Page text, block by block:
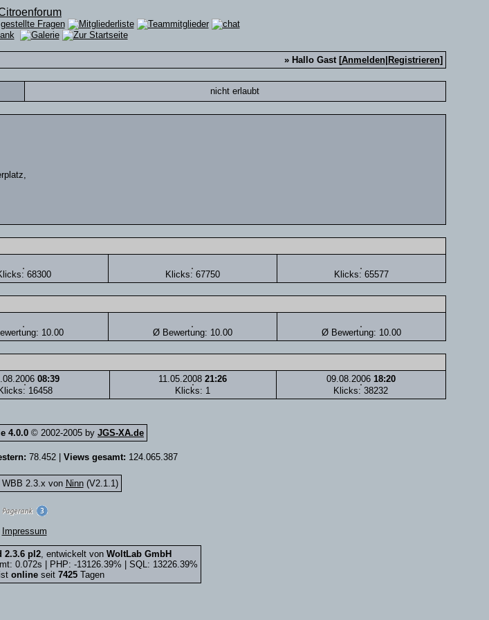
» Hallo Gast [Anmelden| Registrieren]
nicht erlaubt
68300 Klicks: 67750 Klicks: 65577
10.00 Ø Bewertung: 10.00 Ø Bewertung: 10.00
08:39
Klicks: 16458
11.05.2008 21:26
Klicks: 1
09.08.2006 18:20
Klicks: 38232
4.0.0 © 2002-2005 by JGS-XA.de
78.452 | Views gesamt: 124.065.387
WBB 2.3.x von Ninn(V2.1.1)
Impressum
2.3.6 pl2, entwickelt von WoltLab GmbH
0.072s | PHP: -13126.39% | SQL: 13226.39%
onlineseit 7425Tagen